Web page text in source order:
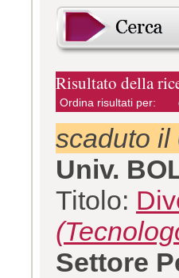
Risultato della
Ordina risultati per:
scaduto il
Univ.
Titolo:
Settore